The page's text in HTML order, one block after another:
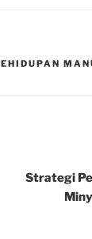
Strategi